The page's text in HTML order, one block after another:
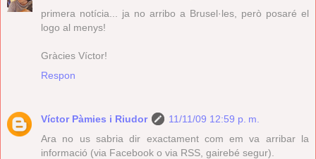
primera notícia... ja no arribo a Brusel·les, però posaré el
logo al menys!
Gràcies Víctor!
Respon
Víctor Pàmies i Riudor
11/11/09 12:59 p. m.
Ara no us sabria dir exactament com em va arribar la
informació (via Facebook o via RSS, gairebé segur).